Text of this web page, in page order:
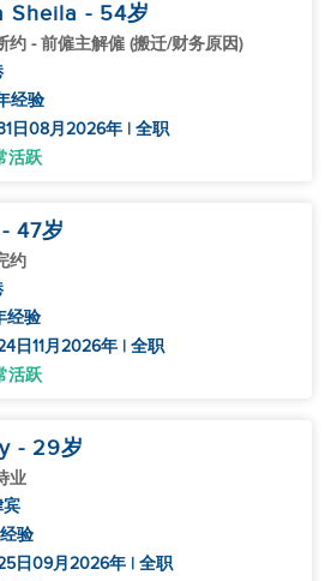
Sheila - 54岁
约 - 前僱主解僱 (搬迁/财务原因)
经验
日08月2026年 | 全职
活跃
- 47岁
约
经验
日11月2026年 | 全职
活跃
- 29岁
业
宾
验
日09月2026年 | 全职